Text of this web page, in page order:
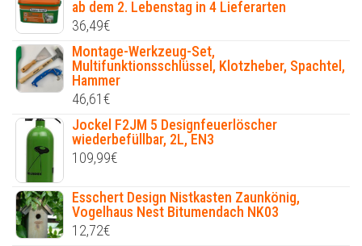
ab dem 2. Lebenstag in 4 Lieferarten
36,49€
Montage-Werkzeug-Set,
Multifunktionsschlüssel, Klotzheber, Spachtel,
Hammer
46,61€
Jockel F2JM 5 Designfeuerlöscher
wiederbefüllbar, 2L, EN3
109,99€
Esschert Design Nistkasten Zaunkönig,
Vogelhaus Nest Bitumendach NK03
12,72€